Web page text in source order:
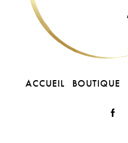
ACCUEIL BOUTIQUE